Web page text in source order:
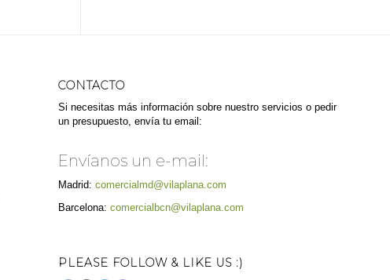
CONTACTO
Si necesitas más información sobre nuestro servicios o pedir
un presupuesto, envía tu email:
Envíanos un e-mail:
Madrid:comercialmd@vilaplana.com
Barcelona:comercialbcn@vilaplana.com
PLEASE FOLLOW & LIKE US :)